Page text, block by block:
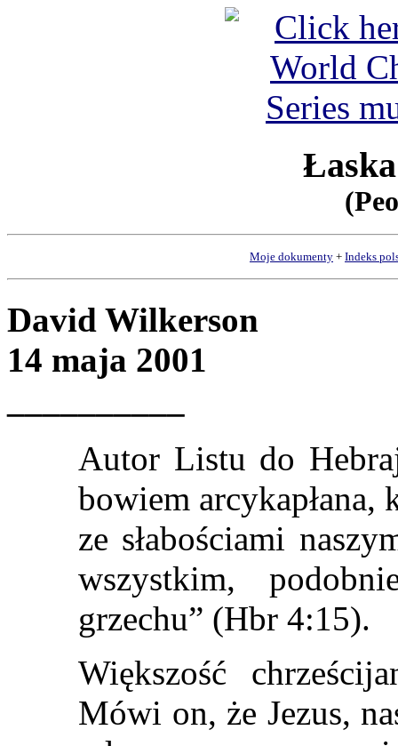
Moje dokumenty + Indeks
David Wilkerson
14 maja 2001
Autor Listu do
bowiem arcykapłana,
ze słabościami
wszystkim,
grzechu” (Hbr 4:15).
Większość
Mówi on, że Jezus,